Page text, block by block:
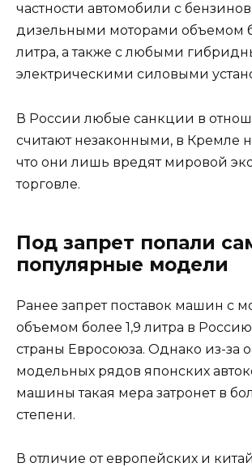
частности автомобили с
дизельными моторами объемом
литра, а также с любыми
электрическими силовыми
В России любые санкции в
считают незаконными, в Кремле
что они лишь вредят мировой
торговле.
Под запрет попали
популярные модели
Ранее запрет поставок машин с
объемом более 1,9 литра в
страны Евросоюза. Однако из-за
модельных рядов японских
машины такая мера затронет в
степени.
В отличие от европейских и